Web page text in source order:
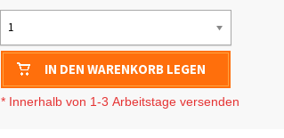
1
IN DEN WARENKORB LEGEN
* Innerhalb von 1-3 Arbeitstage versenden